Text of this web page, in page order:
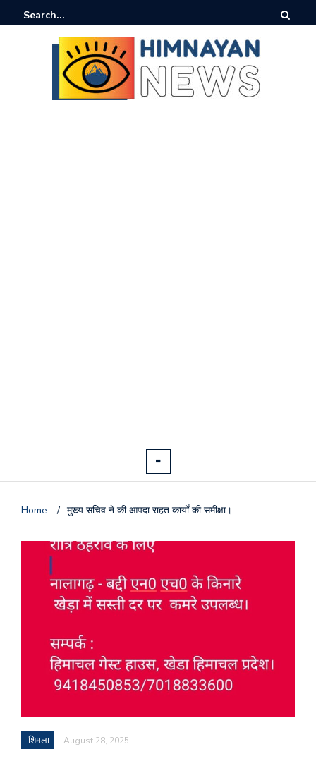
Home / मुख्य सचिव ने की आपदा राहत कार्यों की समीक्षा।
शिमला August 28, 2025